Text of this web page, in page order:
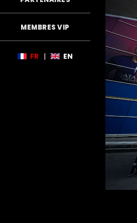
MEMBRES VIP
FR | EN